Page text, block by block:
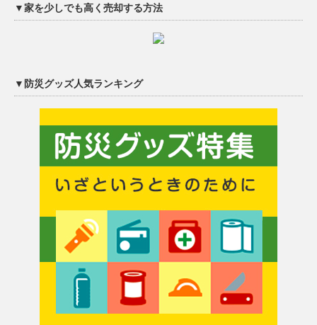
▼家を少しでも高く売却する方法
▼防災グッズ人気ランキング